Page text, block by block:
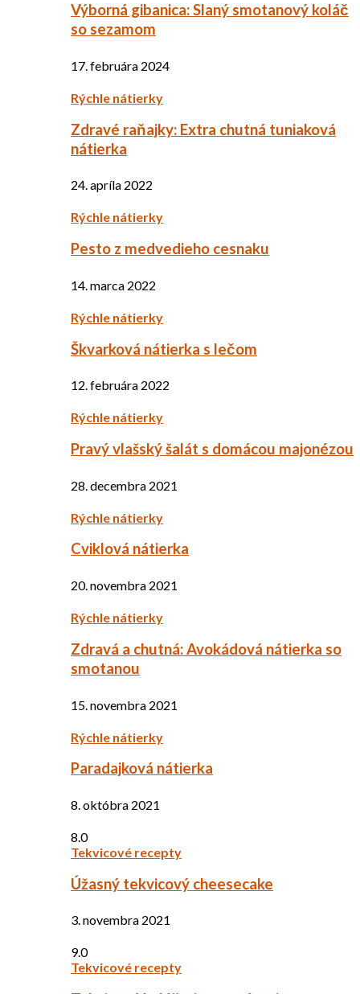
Výborná gibanica: Slaný smotanový koláč
so sezamom
17. februára 2024
Rýchle nátierky
Zdravé raňajky: Extra chutná tuniaková
nátierka
24. apríla 2022
Rýchle nátierky
Pesto z medvedieho cesnaku
14. marca 2022
Rýchle nátierky
Škvarková nátierka s lečom
12. februára 2022
Rýchle nátierky
Pravý vlašský šalát s domácou majonézou
28. decembra 2021
Rýchle nátierky
Cviklová nátierka
20. novembra 2021
Rýchle nátierky
Zdravá a chutná: Avokádová nátierka so
smotanou
15. novembra 2021
Rýchle nátierky
Paradajková nátierka
8. októbra 2021
8.0
Tekvicové recepty
Úžasný tekvicový cheesecake
3. novembra 2021
9.0
Tekvicové recepty